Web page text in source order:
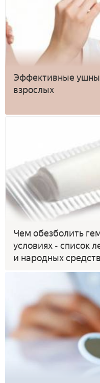
Эффективные
взрослых
Чем обезболить
условиях - список
и народных средств